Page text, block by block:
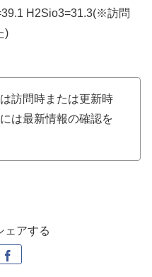
H2Sio3=31.3(※訪問
)
訪問時または更新時
は最新情報の確認を
ェアする